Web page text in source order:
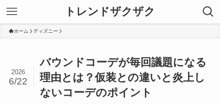
トレンドザクザク
ホーム ディズニー
バウンドコーデが毎回議題になる
理由とは？仮装との違いと炎上し
ないコーデのポイント
2026
6/22